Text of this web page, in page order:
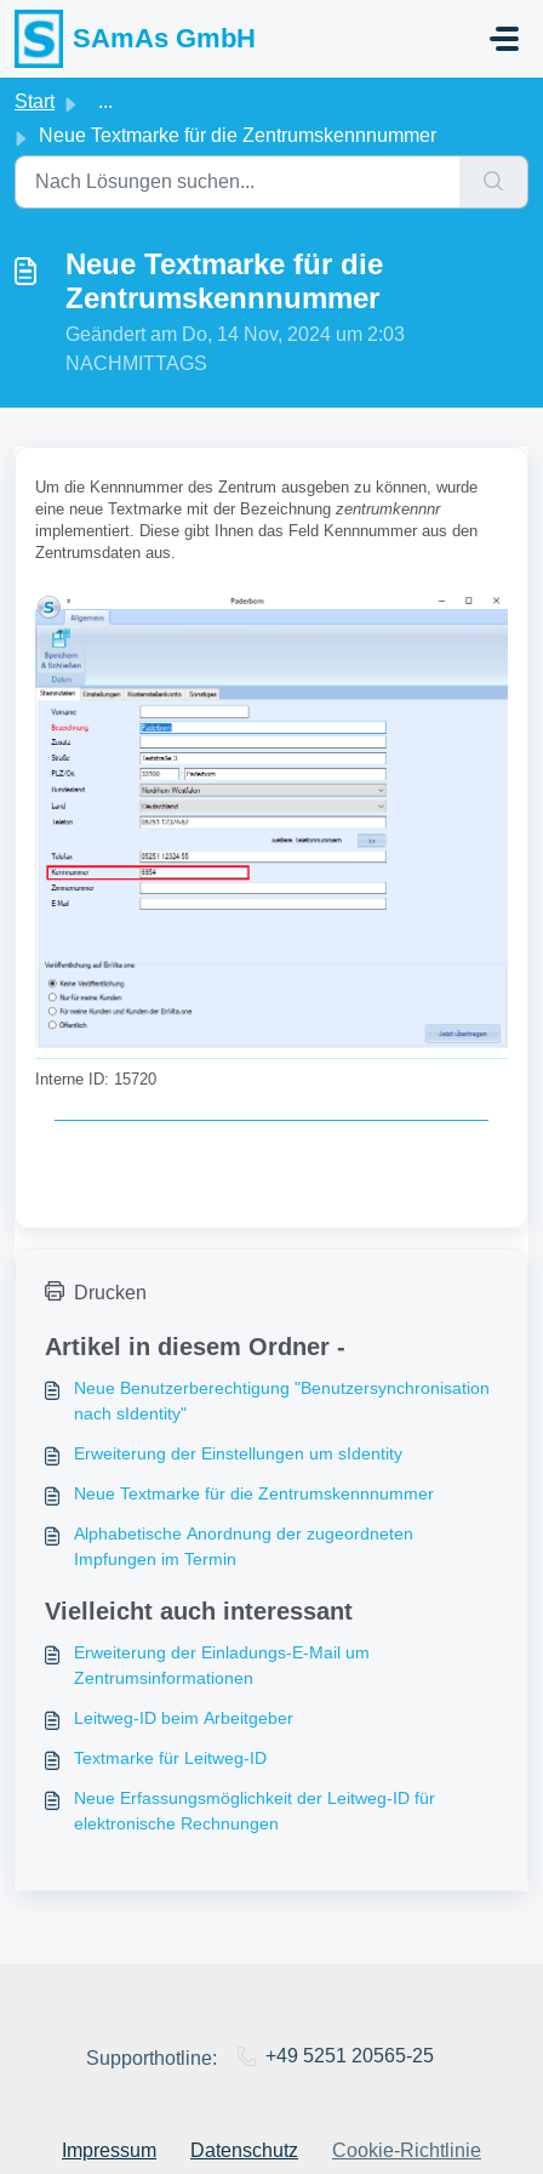
Zum hauptsächlichen Inhalt gehen
SAmAs GmbH
Start
...
Neue Textmarke für die Zentrumskennnummer
Neue Textmarke für die
Zentrumskennnummer
Geändert am Do, 14 Nov, 2024 um 2:03
NACHMITTAGS
Um die Kennnummer des Zentrum ausgeben zu können, wurde
eine neue Textmarke mit der Bezeichnung zentrumkennnr
implementiert. Diese gibt Ihnen das Feld Kennnummer aus den
Zentrumsdaten aus.
Interne ID: 15720
Drucken
Artikel in diesem Ordner -
Neue Benutzerberechtigung "Benutzersynchronisation
nach sIdentity"
Erweiterung der Einstellungen um sIdentity
Neue Textmarke für die Zentrumskennnummer
Alphabetische Anordnung der zugeordneten
Impfungen im Termin
Vielleicht auch interessant
Erweiterung der Einladungs‑E-Mail um
Zentrumsinformationen
Leitweg-ID beim Arbeitgeber
Textmarke für Leitweg-ID
Neue Erfassungsmöglichkeit der Leitweg-ID für
elektronische Rechnungen
Supporthotline: +49 5251 20565-25
Impressum Datenschutz Cookie-Richtlinie